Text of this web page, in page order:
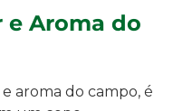
e Aroma do
aroma do campo, é